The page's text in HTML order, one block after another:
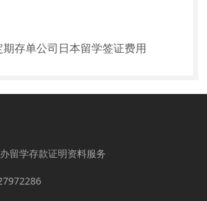
存单公司日本留学签证费用
留学存款证明资料服务